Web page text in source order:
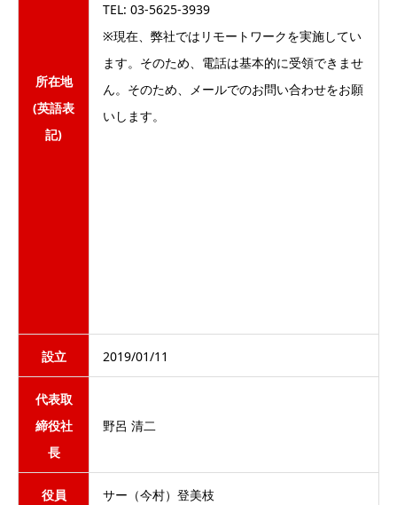
所在地
(英語表
記)
TEL: 03-5625-3939
※現在、弊社ではリモートワークを実施してい
ます。そのため、電話は基本的に受領できませ
ん。そのため、メールでのお問い合わせをお願
いします。
設立 2019/01/11
代表取
締役社
長
野呂 清二
役員 サー（今村）登美枝